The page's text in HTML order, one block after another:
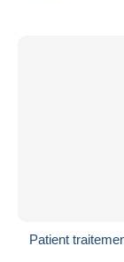
Patient